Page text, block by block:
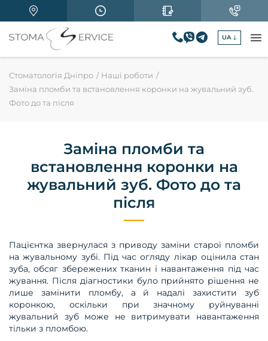
UA
Стоматологія Дніпро
Наші роботи
Заміна пломби та встановлення коронки на жувальний зуб.
Фото до та після
Заміна пломби та
встановлення коронки на
жувальний зуб. Фото до та
після
Пацієнтка звернулася з приводу заміни старої пломби
на жувальному зубі. Під час огляду лікар оцінила стан
зуба, обсяг збережених тканин і навантаження під час
жування. Після діагностики було прийнято рішення не
лише замінити пломбу, а й надалі захистити зуб
коронкою, оскільки при значному руйнуванні
жувальний зуб може не витримувати навантаження
тільки з пломбою.